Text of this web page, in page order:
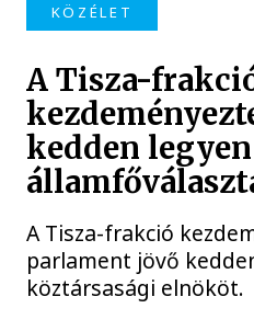
KÖZÉLET
A Tisza-
kedden
A Tisza-frakció
parlament jövő
köztársasági elnököt.